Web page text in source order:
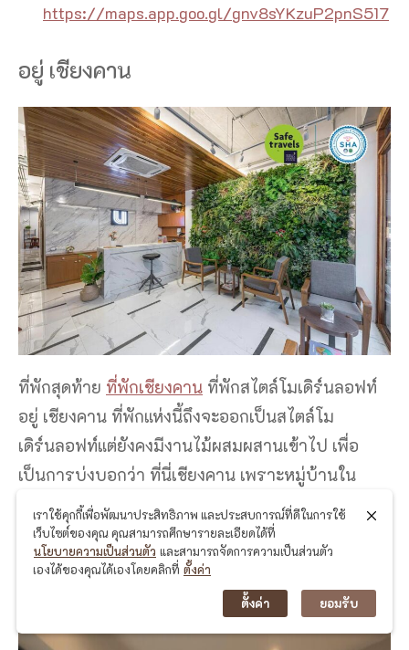
https://maps.app.goo.gl/gnv8sYKzuP2pnS517
อยู่ เชียงคาน
ที่พักสุดท้าย ที่พักเชียงคาน ที่พักสไตล์โมเดิร์นลอฟท์
อยู่ เชียงคาน ที่พักแห่งนี้ถึงจะออกเป็นสไตล์โม
เดิร์นลอฟท์แต่ยังคงมีงานไม้ผสมผสานเข้าไป เพื่อ
เป็นการบ่งบอกว่า ที่นี่เชียงคาน เพราะหมู่บ้านใน
เชียงคานนั้นจะเป็นอาคารไม้
เราใช้คุกกี้เพื่อพัฒนาประสิทธิภาพ และประสบการณ์ที่ดีในการใช้
เว็บไซต์ของคุณ คุณสามารถศึกษารายละเอียดได้ที่
นโยบายความเป็นส่วนตัว และสามารถจัดการความเป็นส่วนตัว
เองได้ของคุณได้เองโดยคลิกที่ ตั้งค่า
ตั้งค่า ยอมรับ